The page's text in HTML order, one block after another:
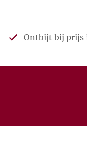
Ontbijt bij prijs